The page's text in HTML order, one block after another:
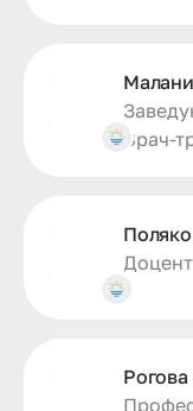
Врач-
Доцент